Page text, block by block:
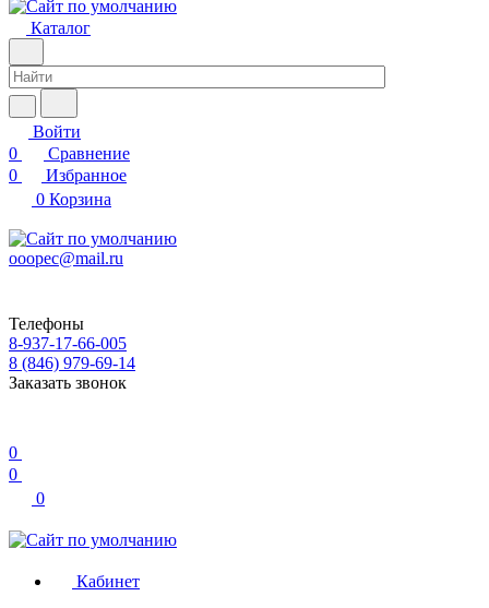
Каталог
Войти
0
Сравнение
0
Избранное
0 Корзина
ooopec@mail.ru
Телефоны
8-937-17-66-005
8 (846) 979-69-14
Заказать звонок
0
0
0
Кабинет